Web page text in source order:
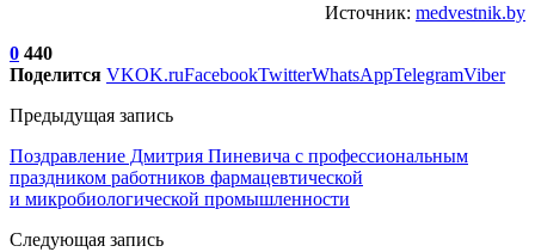
Источник: medvestnik.by
0 440
Поделится VKOK.ruFacebookTwitterWhatsAppTelegramViber
Предыдущая запись
Поздравление Дмитрия Пиневича с профессиональным
праздником работников фармацевтической
и микробиологической промышленности
Следующая запись